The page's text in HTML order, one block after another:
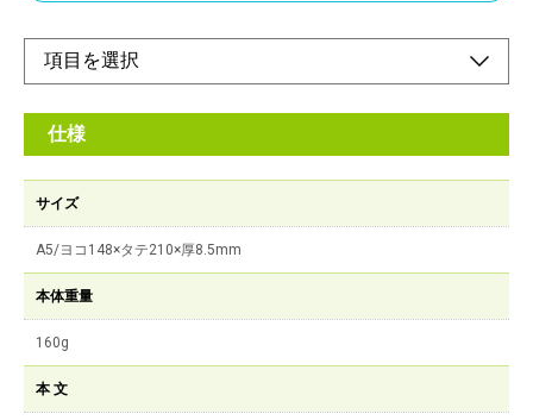
仕様
サイズ
A5/ヨコ148×タテ210×厚8.5mm
本体重量
160g
本 文